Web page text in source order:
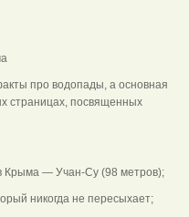
про водопады, а основная
страницах, посвященных
Крыма — Учан-Су (98 метров);
никогда не пересыхает;